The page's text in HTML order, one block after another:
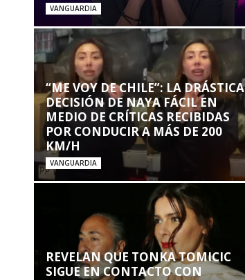
VANGUARDIA
“ME VOY DE CHILE”: LA DRÁSTICA
DECISIÓN DE NAYA FÁCIL EN
MEDIO DE CRÍTICAS RECIBIDAS
POR CONDUCIR A MÁS DE 200
KM/H
VANGUARDIA
REVELAN QUE TONKA TOMICIC
SIGUE EN CONTACTO CON